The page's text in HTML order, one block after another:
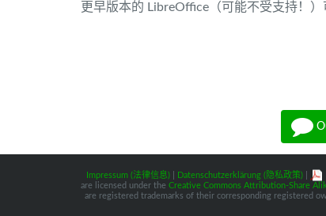
更早版本的 LibreOffice（可能不受支持！）
Impressum (法律信息) Datenschutzerklärung (隐私政策)
are licensed under the Creative Commons Attribution-Share
are registered trademarks of their corresponding registered